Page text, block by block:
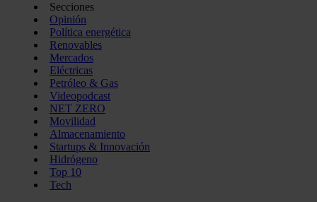
Secciones
Opinión
Política energética
Renovables
Mercados
Eléctricas
Petróleo & Gas
Videopodcast
NET ZERO
Movilidad
Almacenamiento
Startups & Innovación
Hidrógeno
Top 10
Tech